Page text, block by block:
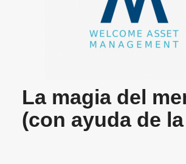
La magia del
(con ayuda de